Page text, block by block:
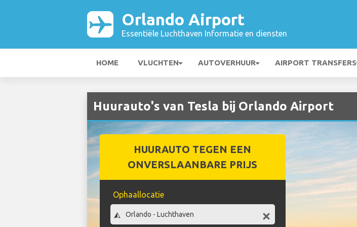
Orlando Airport
Essentiële Luchthaven Informatie en diensten
HOME VLUCHTEN AUTOVERHUUR AIRPORT TRANSFERS
Huurauto's van Tesla bij Orlando Airport
HUURAUTO TEGEN EEN
ONVERSLAANBARE PRIJS
Ophaallocatie